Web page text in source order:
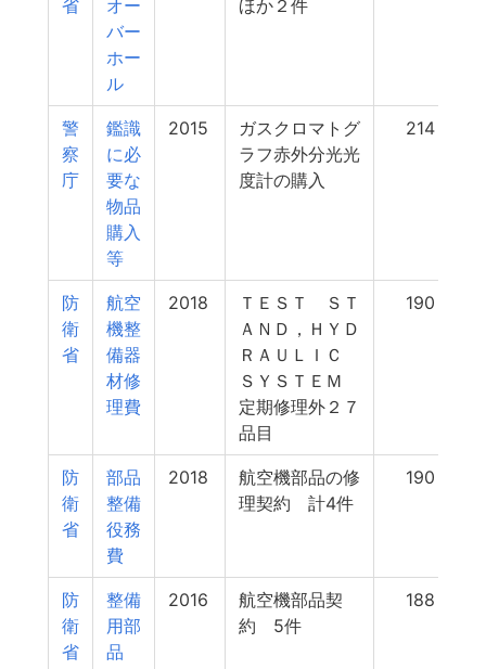
省
オー
バー
ホー
ル
ほか２件
警
察
庁
鑑識
に必
要な
物品
購入
等
2015
ガスクロマトグ
ラフ赤外分光光
度計の購入
214
防
衛
省
航空
機整
備器
材修
理費
2018
ＴＥＳＴ ＳＴ
ＡＮＤ，ＨＹＤ
ＲＡＵＬＩＣ
ＳＹＳＴＥＭ
定期修理外２７
品目
190
防
衛
省
部品
整備
役務
費
2018
航空機部品の修
理契約 計4件
190
防
衛
省
整備
用部
品
2016
航空機部品契
約 5件
188